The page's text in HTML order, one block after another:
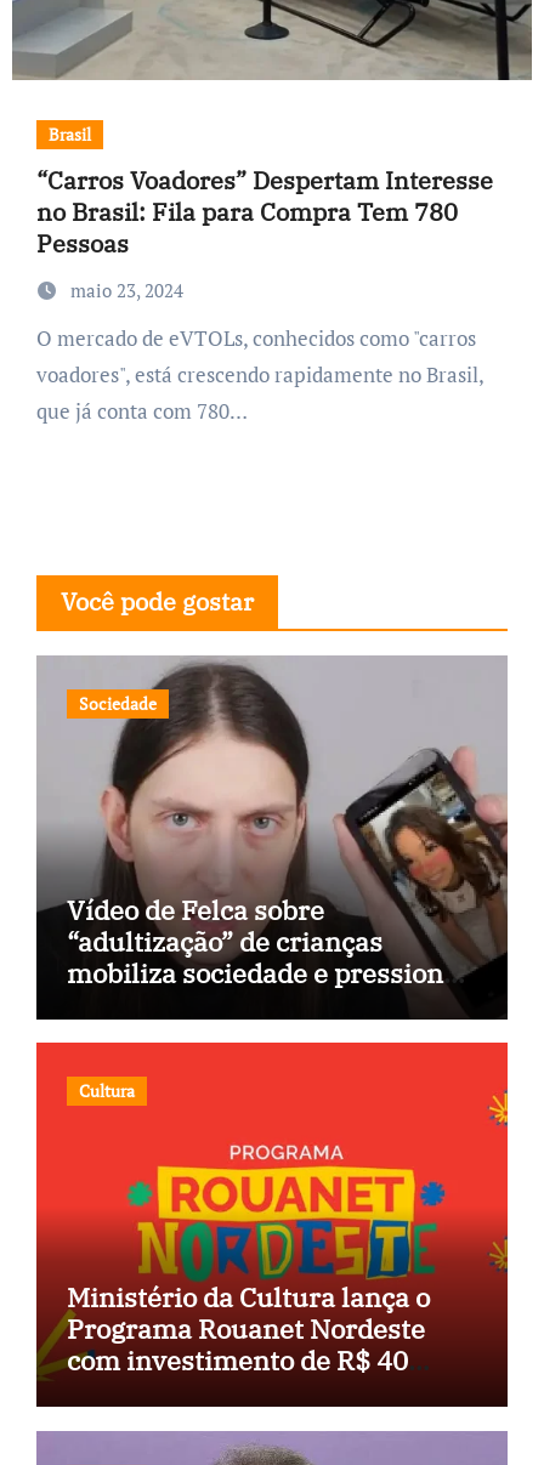
Brasil
“Carros Voadores” Despertam Interesse
no Brasil: Fila para Compra Tem 780
Pessoas
maio 23, 2024
O mercado de eVTOLs, conhecidos como "carros
voadores", está crescendo rapidamente no Brasil,
que já conta com 780…
Você pode gostar
Sociedade
Vídeo de Felca sobre
“adultização” de crianças
mobiliza sociedade e pressiona
Cultura
Ministério da Cultura lança o
Programa Rouanet Nordeste
com investimento de R$ 40